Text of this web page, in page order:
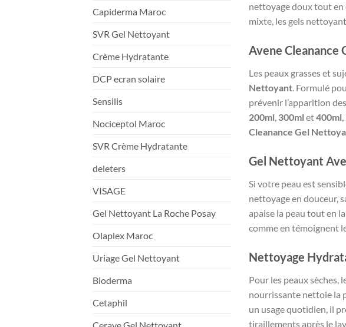
Capiderma Maroc
SVR Gel Nettoyant
Crème Hydratante
DCP ecran solaire
Sensilis
Nociceptol Maroc
SVR Crème Hydratante
deleters
VISAGE
Gel Nettoyant La Roche Posay
Olaplex Maroc
Uriage Gel Nettoyant
Bioderma
Cetaphil
nettoyage doux tout en
mixte, les gels
Avene Cleanance
Les peaux grasses et
Nettoyant. Formulé
prévenir l’apparition
200ml, 300ml et400ml
Cleanance Gel
Gel Nettoyant
Si votre peau est
nettoyage en douceur,
apaise la peau tout en
comme en témoignent
Nettoyage
Pour les peaux sèches,
nourrissante nettoie la
un usage quotidien, il
tiraillements après le